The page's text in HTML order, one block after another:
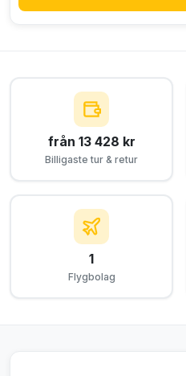
från 13 428 kr
Billigaste tur & retur
1
Flygbolag